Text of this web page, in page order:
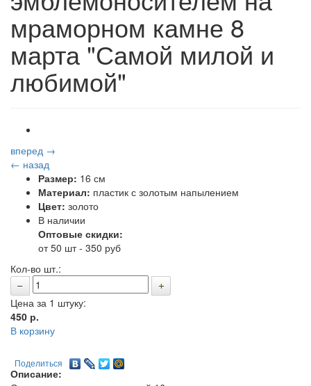
мраморном камне 8
марта "Самой милой и
любимой"
вперед →
← назад
Размер: 16 см
Материал: пластик с золотым напылением
Цвет: золото
В наличии
Оптовые скидки:
от 50 шт - 350 руб
Кол-во шт.:
Цена за 1 штуку:
450 р.
В корзину
Поделиться
Описание: